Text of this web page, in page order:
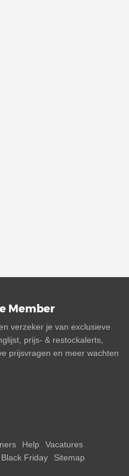
Member
verzeker je van exclusieve
prijs- & restockalerts,
prijsvragen en meer wachten
Help
Vacatures
Black Friday
Sitemap